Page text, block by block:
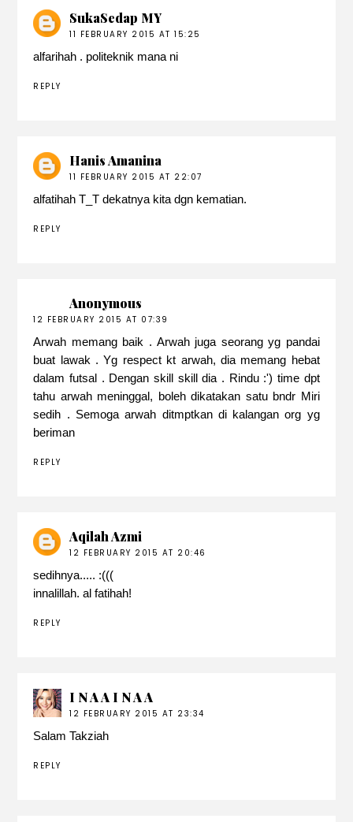
SukaSedap MY
11 FEBRUARY 2015 AT 15:25
alfarihah . politeknik mana ni
REPLY
Hanis Amanina
11 FEBRUARY 2015 AT 22:07
alfatihah T_T dekatnya kita dgn kematian.
REPLY
Anonymous
12 FEBRUARY 2015 AT 07:39
Arwah memang baik . Arwah juga seorang yg pandai
buat lawak . Yg respect kt arwah, dia memang hebat
dalam futsal . Dengan skill skill dia . Rindu :') time dpt
tahu arwah meninggal, boleh dikatakan satu bndr Miri
sedih . Semoga arwah ditmptkan di kalangan org yg
beriman
REPLY
Aqilah Azmi
12 FEBRUARY 2015 AT 20:46
sedihnya..... :(((
innalillah. al fatihah!
REPLY
I N A A I N A A
12 FEBRUARY 2015 AT 23:34
Salam Takziah
REPLY